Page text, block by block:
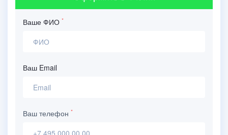
Ваше ФИО *
Ваш Email
Ваш телефон *